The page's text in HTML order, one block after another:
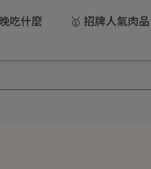
吃什麼 🥇 招牌人氣肉品